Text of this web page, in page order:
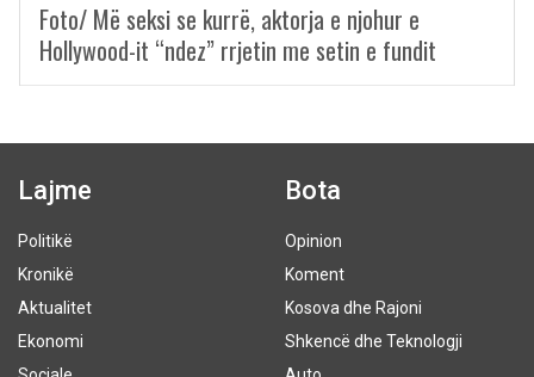
Foto/ Më seksi se kurrë, aktorja e njohur e
Hollywood-it “ndez” rrjetin me setin e fundit
Lajme
Politikë
Kronikë
Aktualitet
Ekonomi
Bota
Opinion
Koment
Kosova dhe Rajoni
Shkencë dhe Teknologji